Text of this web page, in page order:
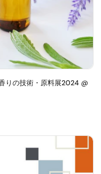
りの技術・原料展2024 @